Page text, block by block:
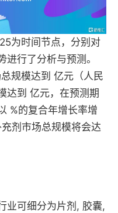
为时间节点，分别对
行了分析与预测。
规模达到 亿元（人民
达到 亿元，在预测期
%的复合年增长率增
剂市场总规模将会达
业可细分为片剂, 胶囊,